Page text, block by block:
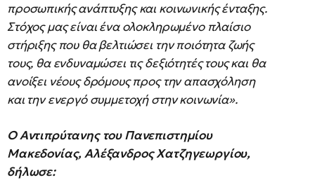
προσωπικής ανάπτυξης και κοινωνικής ένταξης.
Στόχος μας είναι ένα ολοκληρωμένο πλαίσιο
στήριξης που θα βελτιώσει την ποιότητα ζωής
τους, θα ενδυναμώσει τις δεξιότητές τους και θα
ανοίξει νέους δρόμους προς την απασχόληση
και την ενεργό συμμετοχή στην κοινωνία».
Ο Αντιπρύτανης του Πανεπιστημίου
Μακεδονίας, Αλέξανδρος Χατζηγεωργίου,
δήλωσε: